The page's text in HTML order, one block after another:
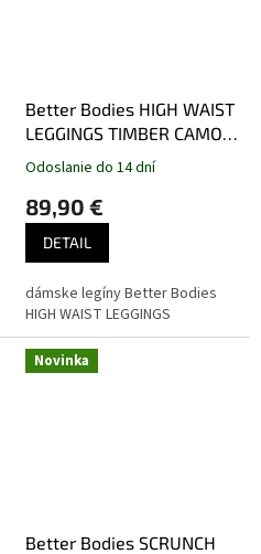
Better Bodies HIGH WAIST
LEGGINGS TIMBER CAMO –
legíny Better Bodies
Odoslanie do 14 dní
89,90 €
DETAIL
dámske legíny Better Bodies
HIGH WAIST LEGGINGS
Novinka
Better Bodies SCRUNCH